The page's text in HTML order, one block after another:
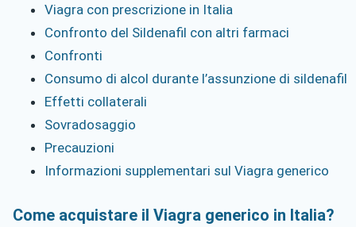
Viagra con prescrizione in Italia
Confronto del Sildenafil con altri farmaci
Confronti
Consumo di alcol durante l’assunzione di sildenafil
Effetti collaterali
Sovradosaggio
Precauzioni
Informazioni supplementari sul Viagra generico
Come acquistare il Viagra generico in Italia?